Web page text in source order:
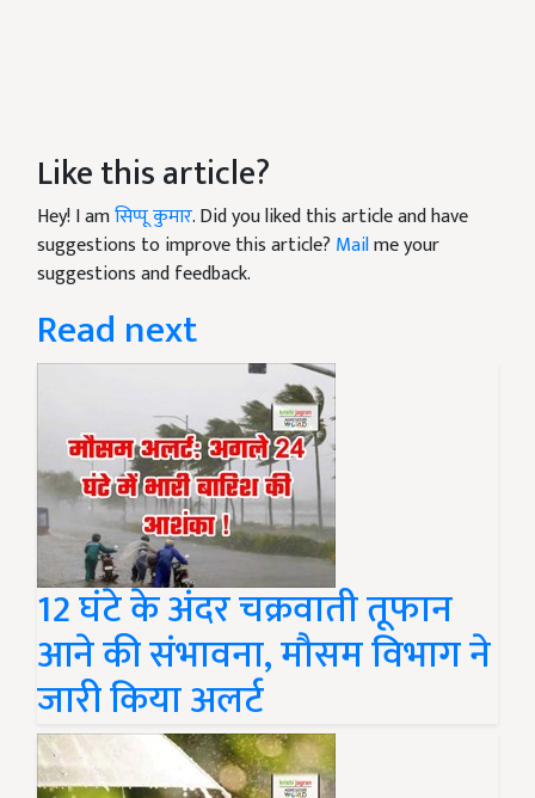
Like this article?
Hey! I amसिप्पू कुमार. Did you liked this article and have
suggestions to improve this article? Mailme your
suggestions and feedback.
Read next
12 घंटे के अंदर चक्रवाती तूफान
आने की संभावना, मौसम विभाग ने
जारी किया अलर्ट